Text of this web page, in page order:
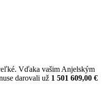
Vďaka vašim Anjelským
darovali už 1 501 609,00 €